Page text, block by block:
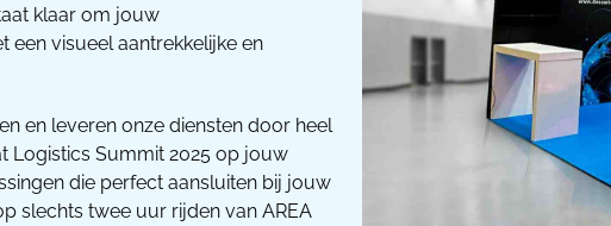
klaar om jouw
een visueel aantrekkelijke en
en leveren onze diensten door heel
Logistics Summit 2025 op jouw
die perfect aansluiten bij jouw
slechts twee uur rijden van AREA